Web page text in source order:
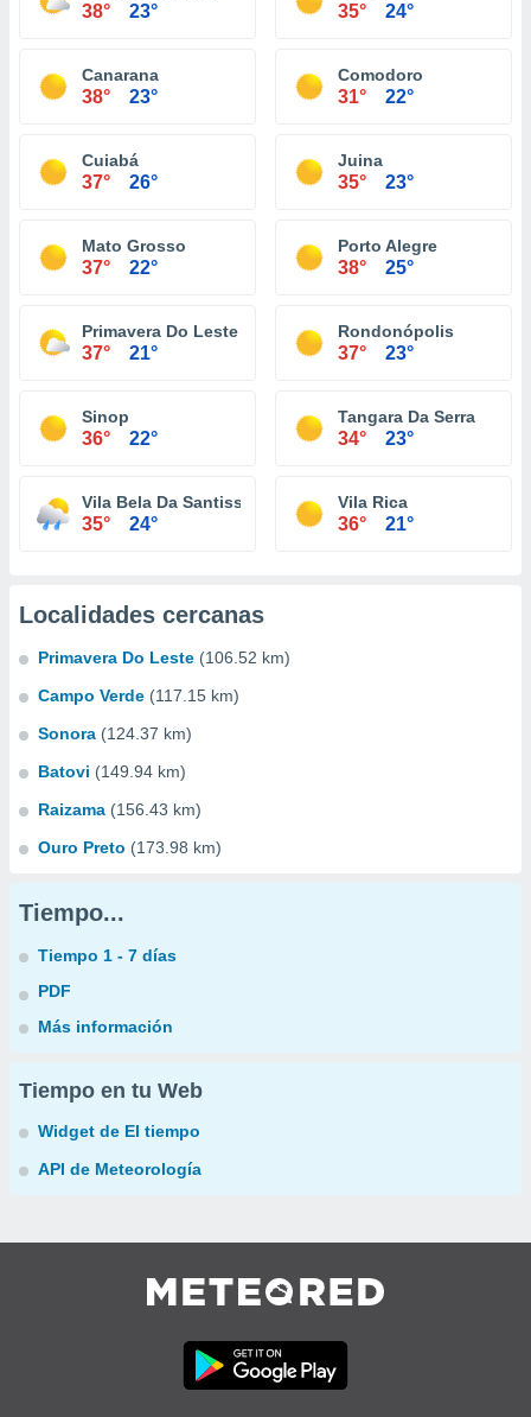
38° 23° 35° 24°
Canarana
38° 23°
Comodoro
31° 22°
Cuiabá
37° 26°
Juina
35° 23°
Mato Grosso
37° 22°
Porto Alegre
38° 25°
Primavera Do Leste
37° 21°
Rondonópolis
37° 23°
Sinop
36° 22°
Tangara Da Serra
34° 23°
Vila Bela Da Santissima Trindade
35° 24°
Vila Rica
36° 21°
Localidades cercanas
Primavera Do Leste (106.52 km)
Campo Verde (117.15 km)
Sonora (124.37 km)
Batovi (149.94 km)
Raizama (156.43 km)
Ouro Preto (173.98 km)
Tiempo...
Tiempo 1 - 7 días
PDF
Más información
Tiempo en tu Web
Widget de El tiempo
API de Meteorología